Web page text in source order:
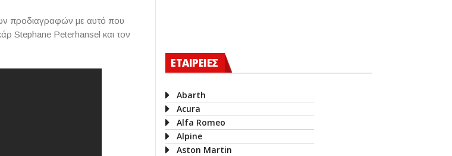
προδιαγραφών με αυτό που
Stephane Peterhansel και τον
ΕΤΑΙΡΕΙΕΣ
Abarth
Acura
Alfa Romeo
Alpine
Aston Martin